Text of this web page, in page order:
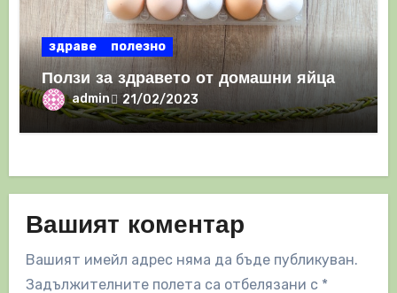
здраве полезно
Ползи за здравето от домашни яйца
admin 21/02/2023
Вашият коментар
Вашият имейл адрес няма да бъде публикуван.
Задължителните полета са отбелязани с *